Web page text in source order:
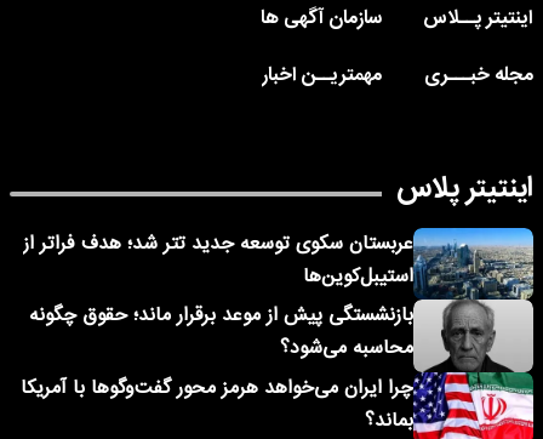
اینتیتر پــلاس
سازمان آگهی ها
مجله خبـــری
مهمتریــن اخبار
اینتیتر پلاس
عربستان سکوی توسعه جدید تتر شد؛ هدف فراتر از
استیبل‌کوین‌ها
بازنشستگی پیش از موعد برقرار ماند؛ حقوق چگونه
محاسبه می‌شود؟
چرا ایران می‌خواهد هرمز محور گفت‌وگوها با آمریکا
بماند؟